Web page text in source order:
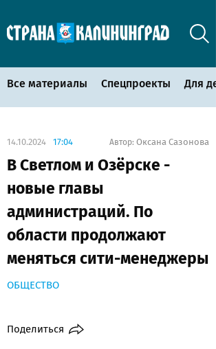
Все материалы Спецпроекты Для
14.10.2024 17:04 Автор: Оксана Сазонова
В Светлом и Озёрске -
новые главы
администраций. По
области продолжают
меняться сити-менеджеры
ОБЩЕСТВО
Поделиться